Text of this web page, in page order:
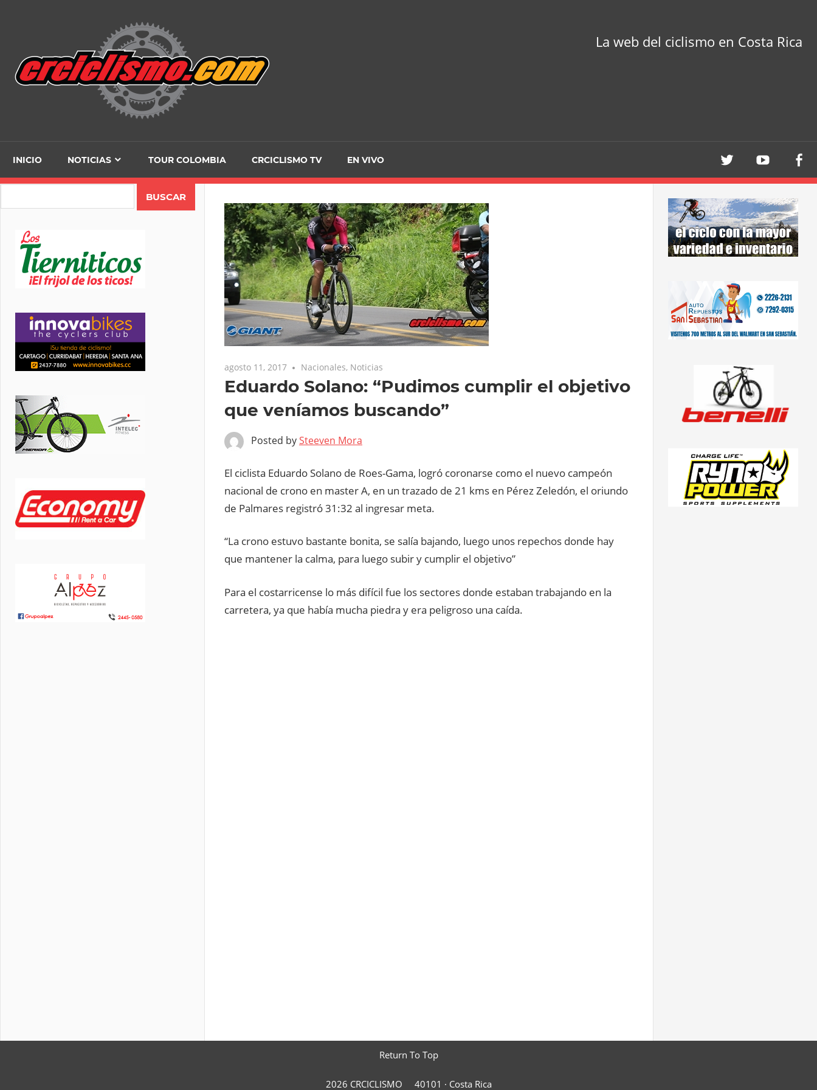
La web del ciclismo en Costa Rica
INICIO NOTICIAS TOUR COLOMBIA CRCICLISMO TV EN VIVO
agosto 11, 2017 Nacionales, Noticias
Eduardo Solano: “Pudimos cumplir el objetivo
que veníamos buscando”
Posted bySteeven Mora
El ciclista Eduardo Solano de Roes-Gama, logró coronarse como el nuevo campeón
nacional de crono en master A, en un trazado de 21 kms en Pérez Zeledón, el oriundo
de Palmares registró 31:32 al ingresar meta.
“La crono estuvo bastante bonita, se salía bajando, luego unos repechos donde hay
que mantener la calma, para luego subir y cumplir el objetivo”
Para el costarricense lo más difícil fue los sectores donde estaban trabajando en la
carretera, ya que había mucha piedra y era peligroso una caída.
Return To Top
2026 CRCICLISMO 40101 · Costa Rica